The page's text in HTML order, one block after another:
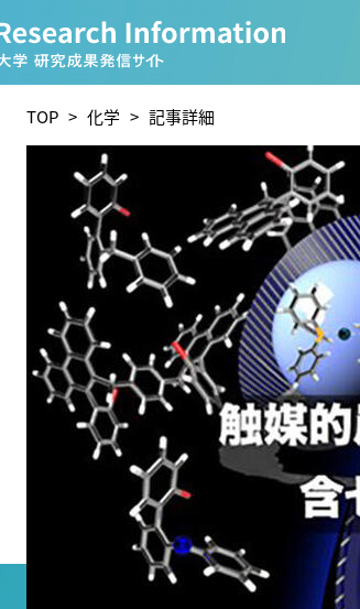
(221) 工学研究科 (211) 医学系研究
境研究所 (63)
未来材料・システム研究所
環境医学研究所 (23) 進化 (23) 未来
VIDEOS
VOICE
TOP > 化学 > 記事詳細